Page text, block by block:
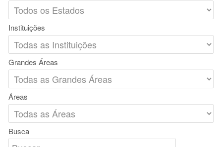
Instituições
Grandes Áreas
Áreas
Busca